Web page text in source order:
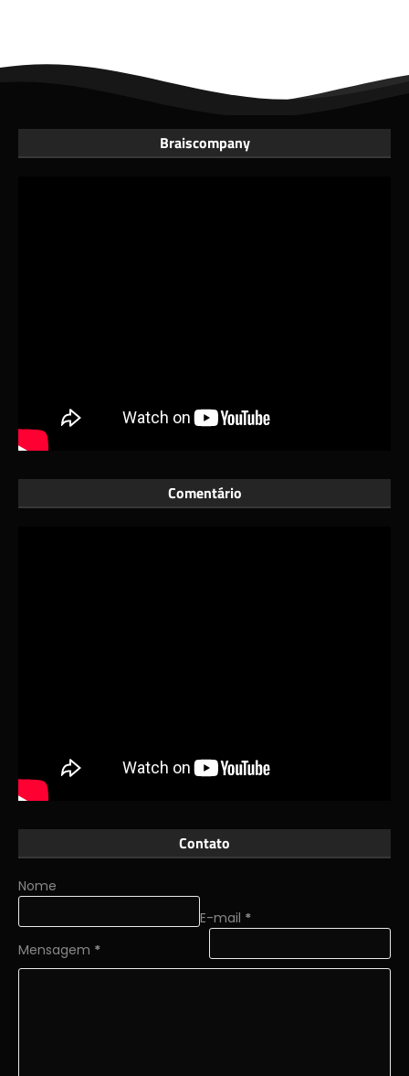
Braiscompany
Comentário
Contato
Nome
E-mail *
Mensagem *